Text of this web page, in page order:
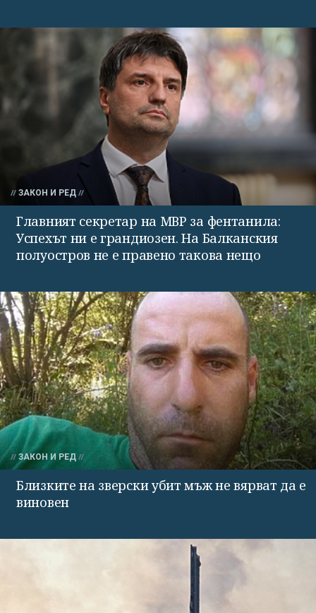
ЗАКОН И РЕД
Главният секретар на МВР за фентанила:
Успехът ни е грандиозен. На Балканския
полуостров не е правено такова нещо
ЗАКОН И РЕД
Близките на зверски убит мъж не вярват да е
виновен